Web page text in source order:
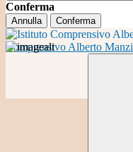
Conferma
Annulla Conferma
Comprensivo Alberto Manzi